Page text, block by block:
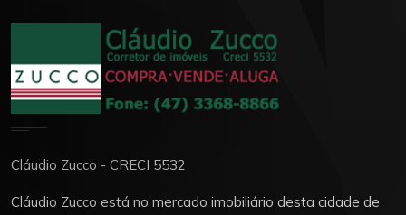
Cláudio Zucco - CRECI 5532
Cláudio Zucco está no mercado imobiliário desta cidade de